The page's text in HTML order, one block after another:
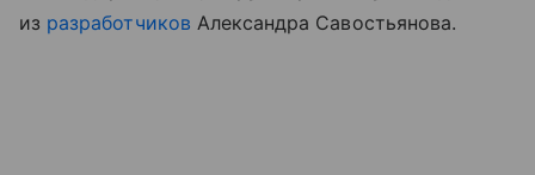
из разработчиков Александра Савостьянова.